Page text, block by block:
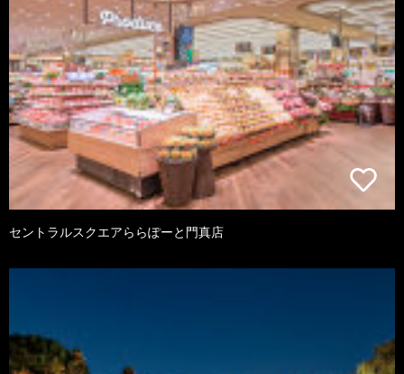
セントラルスクエアららぽーと門真店